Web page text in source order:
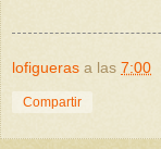
lofigueras a las 7:00
Compartir